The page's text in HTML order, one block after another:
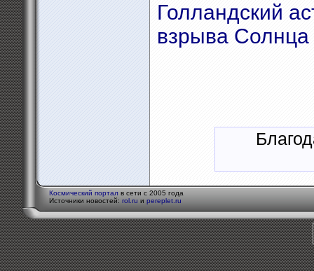
Голландский
взрыва Солнца
Космический портал в сети с 2005 года
Источники новостей: rol.ru и pereplet.ru